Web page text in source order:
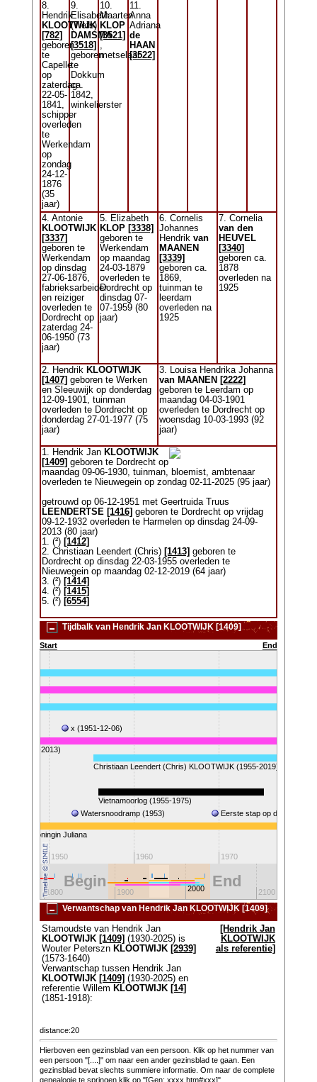
8.
Hendrik
KLOOTWIJK
[782]
geboren
te
Capelle
op
zaterdag
22-05-
1841,
schipper
overleden
te
Werkendam
op
zondag
24-12-
1876
(35
jaar)
9.
Elisabeth
(Tiets)
DAMSMA
[3518]
geboren
te
Dokkum
ca.
1842,
winkelierster
10.
Maarten
KLOP
[3521]
,
metselaar
11.
Anna
Adriana
de
HAAN
[3522]
4. Antonie
KLOOTWIJK
[3337]
geboren te
Werkendam
op dinsdag
27-06-1876,
fabrieksarbeider
en reiziger
overleden te
Dordrecht op
zaterdag 24-
06-1950 (73
jaar)
5. Elizabeth
KLOP [3338]
geboren te
Werkendam
op maandag
24-03-1879
overleden te
Dordrecht op
dinsdag 07-
07-1959 (80
jaar)
6. Cornelis
Johannes
Hendrik van
MAANEN
[3339]
geboren ca.
1869,
tuinman te
leerdam
overleden na
1925
7. Cornelia
van den
HEUVEL
[3340]
geboren ca.
1878
overleden na
1925
2. Hendrik KLOOTWIJK
[1407] geboren te Werken
en Sleeuwijk op donderdag
12-09-1901, tuinman
overleden te Dordrecht op
donderdag 27-01-1977 (75
jaar)
3. Louisa Hendrika Johanna
van MAANEN [2222]
geboren te Leerdam op
maandag 04-03-1901
overleden te Dordrecht op
woensdag 10-03-1993 (92
jaar)
1. Hendrik Jan KLOOTWIJK
[1409] geboren te Dordrecht op
maandag 09-06-1930, tuinman, bloemist, ambtenaar
overleden te Nieuwegein op zondag 02-11-2025 (95 jaar)
getrouwd op 06-12-1951 met Geertruida Truus
LEENDERTSE [1416] geboren te Dordrecht op vrijdag
09-12-1932 overleden te Harmelen op dinsdag 24-09-
2013 (80 jaar)
1. (²) [1412]
2. Christiaan Leendert (Chris) [1413] geboren te
Dordrecht op dinsdag 22-03-1955 overleden te
Nieuwegein op maandag 02-12-2019 (64 jaar)
3. (²) [1414]
4. (²) [1415]
5. (²) [6554]
Tijdbalk van Hendrik Jan KLOOTWIJK [1409]
Start End
1950 1960 1970
Eerste stap op de maan
Vietnamoorlog (1955-1975)
Christiaan Leendert (Chris) KLOOTWIJK (1955-2019)
Watersnoodramp (1953)
x (1951-12-06)
Koningin Juliana
(1932-2013)
1800 1900 2000 2100
Begin End
Verwantschap van Hendrik Jan KLOOTWIJK [1409]
Stamoudste van Hendrik Jan
KLOOTWIJK [1409] (1930-2025) is
Wouter Peterszn KLOOTWIJK [2939]
(1573-1640)
Verwantschap tussen Hendrik Jan
KLOOTWIJK [1409] (1930-2025) en
referentie Willem KLOOTWIJK [14]
(1851-1918):
[Hendrik Jan
KLOOTWIJK
als referentie]
distance:20
Hierboven een gezinsblad van een persoon. Klik op het nummer van
een persoon "[....]" om naar een ander gezinsblad te gaan. Een
gezinsblad bevat slechts summiere informatie. Om naar de complete
genealogie te springen klik op "[Gen: xxxx.htm#xxx]".